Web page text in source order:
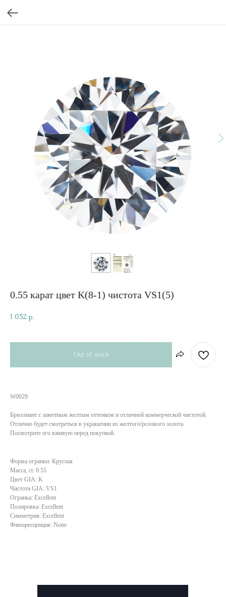
0.55 карат цвет K(8-1) чистота VS1(5)
1 052 р.
Out of stock
W0029
Бриллиант с заметным желтым оттенком и отличной коммерческой чистотой.
Отлично будет смотреться в украшении из желтого/розового золота.
Посмотрите его вживую перед покупкой.
Форма огранки: Круглая
Масса, ct: 0.55
Цвет GIA: K
Чистота GIA: VS1
Огранка: Excellent
Полировка: Excellent
Симметрия: Excellent
Флюоресценция: None